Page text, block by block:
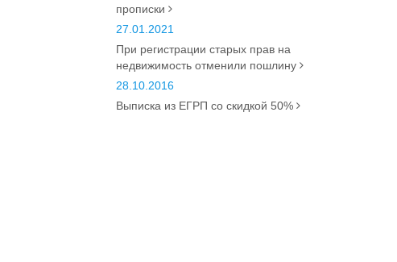
прописки
27.01.2021
При регистрации старых прав на
недвижимость отменили пошлину
28.10.2016
Выписка из ЕГРП со скидкой 50%